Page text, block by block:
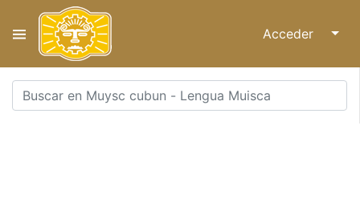
Acceder ↓